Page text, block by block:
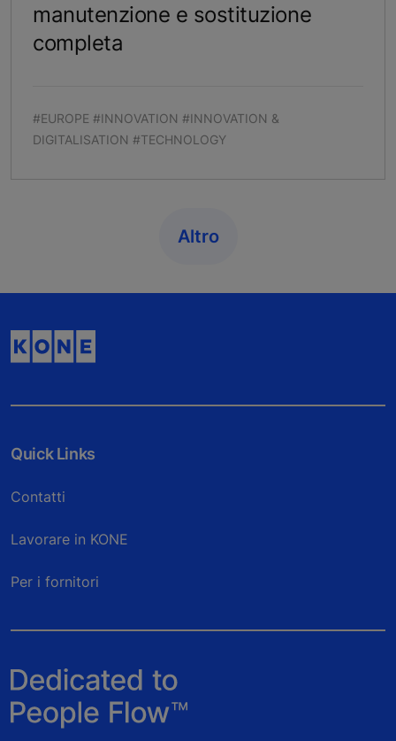
manutenzione e sostituzione
completa
#EUROPE #INNOVATION #INNOVATION &
DIGITALISATION #TECHNOLOGY
Altro
Quick Links
Contatti
Lavorare in KONE
Per i fornitori